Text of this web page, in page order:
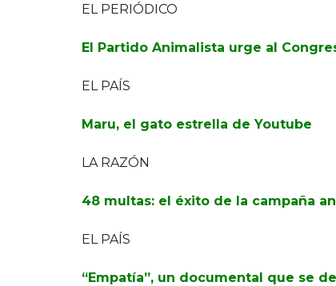
EL PERIÓDICO
El Partido Animalista urge al
EL PAÍS
Maru, el gato estrella de Youtube
LA RAZÓN
48 multas: el éxito de la campaña
EL PAÍS
“Empatía”, un documental que se